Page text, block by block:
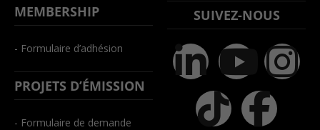
MEMBERSHIP
- Formulaire d’adhésion
PROJETS D’ÉMISSION
- Formulaire de demande
SUIVEZ-NOUS